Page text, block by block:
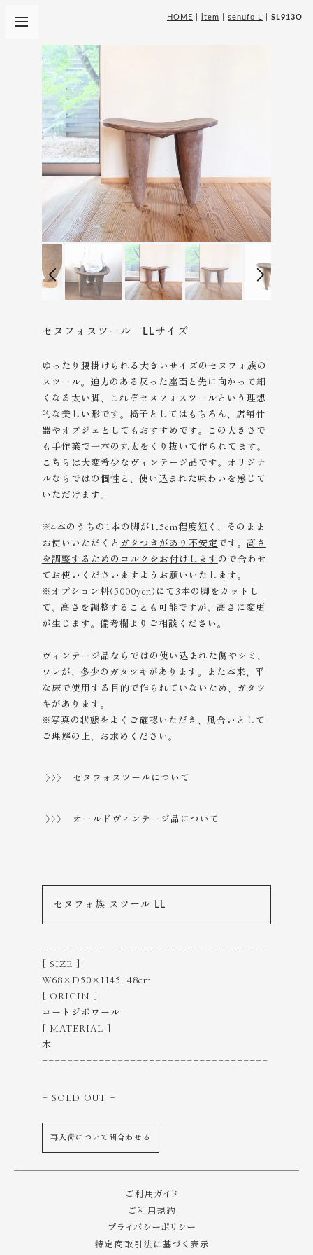
HOME item senufo L SL913O
セヌフォスツール LLサイズ
ゆったり腰掛けられる大きいサイズのセヌフォ族の
スツール。迫力のある反った座面と先に向かって細
くなる太い脚、これぞセヌフォスツールという理想
的な美しい形です。椅子としてはもちろん、店舗什
器やオブジェとしてもおすすめです。この大きさで
も手作業で一本の丸太をくり抜いて作られてます。
こちらは大変希少なヴィンテージ品です。オリジナ
ルならではの個性と、使い込まれた味わいを感じて
いただけます。
※4本のうちの1本の脚が1.5cm程度短く、そのまま
お使いいただくと ガタつきがあり不安定 です。 高さ
を調整するためのコルクをお付けします ので合わせ
てお使いくださいますようお願いいたします。
※オプション料(5000yen)にて3本の脚をカットし
て、高さを調整することも可能ですが、高さに変更
が生じます。備考欄よりご相談ください。
ヴィンテージ品ならではの使い込まれた傷やシミ、
ワレが、多少のガタツキがあります。また本来、平
な床で使用する目的で作られていないため、ガタツ
キがあります。
※写真の状態をよくご確認いただき、風合いとして
ご理解の上、 お求めください。
>>> セヌフォスツールについて
>>> オールドヴィンテージ品について
セヌフォ族 スツール LL
------------------------------------
[ SIZE ]
W68×D50×H45-48cm
[ ORIGIN ]
コートジボワール
[ MATERIAL ]
木
------------------------------------
- SOLD OUT -
再入荷について問合わせる
ご利用ガイド
ご利用規約
プライバシーポリシー
特定商取引法に基づく表示